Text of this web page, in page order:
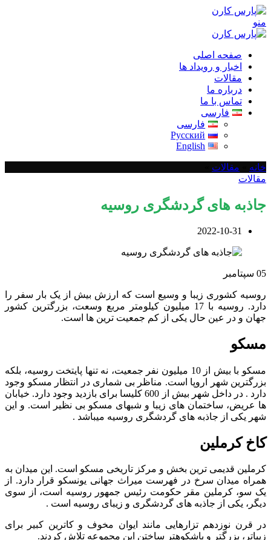
منو
صفحه اصلی
اخبار و رویداد ها
مقالات
درباره ما
تماس با ما
فارسی
فارسی
Русский
English
خانه مقالات
مقالات
جاذبه های گردشگری روسیه
2022-10-31
05 سپتامبر
روسیه کشوری زیبا و وسیع است که ارزش بیش از یک بار سفر را
دارد. روسیه با 17 میلیون کیلومتر مربع وسعت، بزرگترین کشور
جهان و در عین حال یکی از کم جمعیت ترین ها است.
مسکو
مسکو با بیش از 10 میلیون نفر جمعیت، نه تنها پایتخت روسیه، بلکه
بزرگترین شهر اروپا است. مناظر بی شماری در انتظار مسکو وجود
دارد . در داخل شهر بیش از 600 کلیسا برای بازدید وجود دارد. خیابان
ها عریض، ساختمان های زیبا و شبهای مسکو بی نظیر است. و این
شهر یکی از جاذبه های گردشگری روسیه میباشد .
کاخ کرملین
کرملین قدیمی ترین بخش و مرکز تاریخی مسکو است. این میدان به
همراه میدان سرخ در فهرست میراث جهانی یونسکو قرار دارد. از
یک سو، کرملین مقر حکومت رئیس جمهور روسیه است، از سوی
دیگر، یکی از جاذبه های گردشگری و زیبای روسیه است .
در قرن نوزدهم تزارهایی مانند ایوان مخوف و کاترین کبیر برای
زیباتر، بزرگتر و باشکوهتر ساختن این مجموعه تلاش کردند.